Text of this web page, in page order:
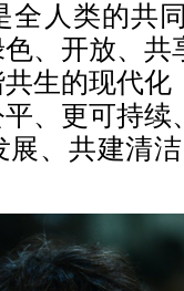
全人类的共
、开放、共
生的现代化
、更可持续
、共建清